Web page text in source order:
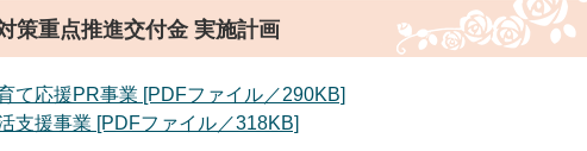
策重点推進交付金 実施計画
応援PR事業​ [PDFファイル／290KB]
援事業 [PDFファイル／318KB]